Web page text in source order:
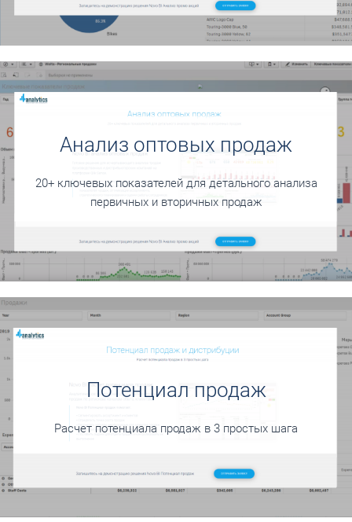
Анализ оптовых продаж
20+ ключевых показателей для детального анализа
первичных и вторичных продаж
Потенциал продаж
Расчет потенциала продаж в 3 простых шага